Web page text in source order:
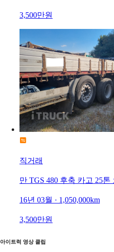
3,500만원
직거래
만 TGS 480 후축 카고 25톤
16년 03월 · 1,050,000km
3,500만원
아이트럭 영상 클립